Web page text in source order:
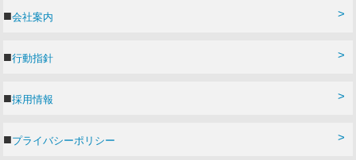
会社案内
行動指針
採用情報
プライバシーポリシー